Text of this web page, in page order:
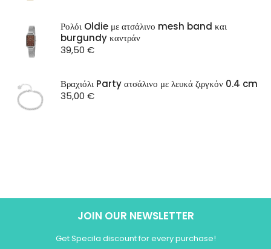
Ρολόι Oldie με ατσάλινο mesh band και
burgundy καντράν
39,50 €
Βραχιόλι Party ατσάλινο με λευκά ζιργκόν 0.4 cm
35,00 €
JOIN OUR NEWSLETTER
Get Specila discount for every purchase!